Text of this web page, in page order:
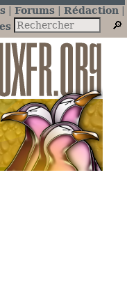
Forums
Rédaction